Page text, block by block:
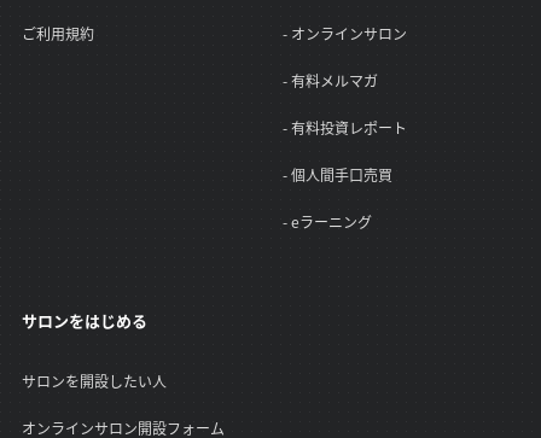
ご利用規約 - オンラインサロン
- 有料メルマガ
- 有料投資レポート
- 個人間手口売買
- eラーニング
サロンをはじめる
サロンを開設したい人
オンラインサロン開設フォーム